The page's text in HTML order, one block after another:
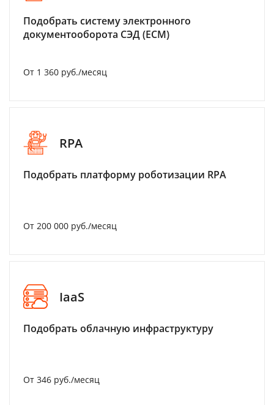
Подобрать систему электронного
документооборота СЭД (ECM)
От 1 360 руб./месяц
RPA
Подобрать платформу роботизации RPA
От 200 000 руб./месяц
IaaS
Подобрать облачную инфраструктуру
От 346 руб./месяц